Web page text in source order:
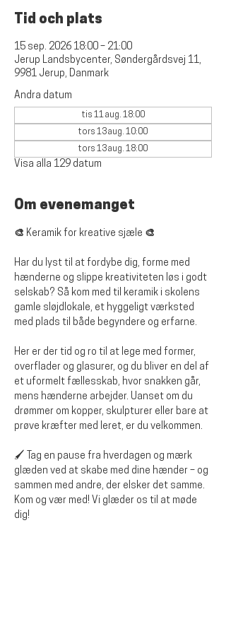
Tid och plats
15 sep. 2026 18:00 – 21:00
Jerup Landsbycenter, Søndergårdsvej 11,
9981 Jerup, Danmark
Andra datum
tis 11 aug. 18:00
tors 13 aug. 10:00
tors 13 aug. 18:00
Visa alla 129 datum
Om evenemanget
🎨 Keramik for kreative sjæle 🎨
Har du lyst til at fordybe dig, forme med
hænderne og slippe kreativiteten løs i godt
selskab? Så kom med til keramik i skolens
gamle sløjdlokale, et hyggeligt værksted
med plads til både begyndere og erfarne.
Her er der tid og ro til at lege med former,
overflader og glasurer, og du bliver en del af
et uformelt fællesskab, hvor snakken går,
mens hænderne arbejder. Uanset om du
drømmer om kopper, skulpturer eller bare at
prøve kræfter med leret, er du velkommen.
🖌️ Tag en pause fra hverdagen og mærk
glæden ved at skabe med dine hænder – og
sammen med andre, der elsker det samme.
Kom og vær med! Vi glæder os til at møde
dig!